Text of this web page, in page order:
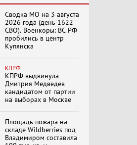
Хук слева:
«Додоговаривались...»
(11.06.2026)
Бренды Советской
эпохи "Гжель"
«Безразмерное
Кольцо»
Сводка МО на 3 августа
2026 года (день 1622
СВО). Военкоры: ВС РФ
пробились в центр
Купянска
КПРФ
КПРФ выдвинула
Дмитрия Медведев
кандидатом от партии
на выборах в Москве
Площадь пожара на
складе Wildberries под
Владимиром составила